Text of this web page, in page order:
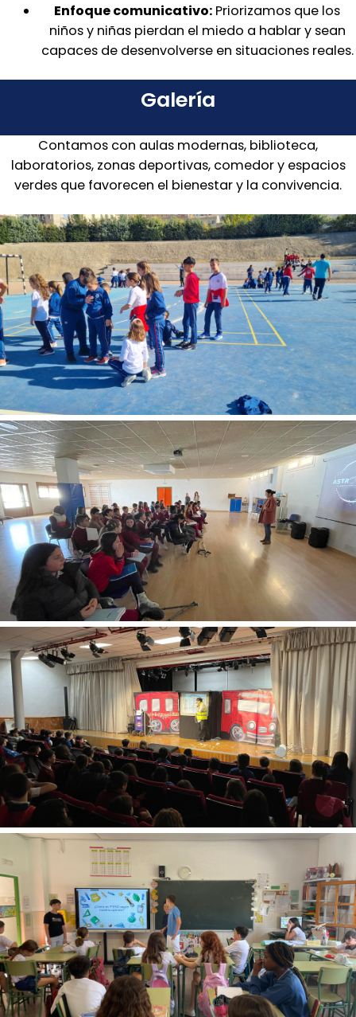
Enfoque comunicativo: Priorizamos que los
niños y niñas pierdan el miedo a hablar y sean
capaces de desenvolverse en situaciones reales.
Galería
Contamos con aulas modernas, biblioteca,
laboratorios, zonas deportivas, comedor y espacios
verdes que favorecen el bienestar y la convivencia.